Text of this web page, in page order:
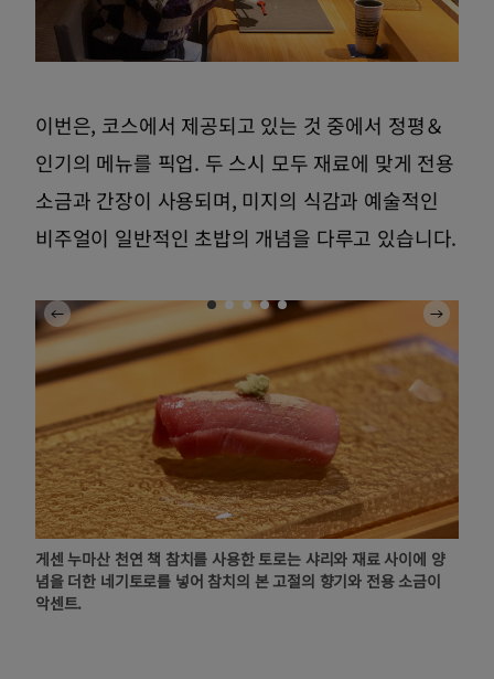
이번은, 코스에서 제공되고 있는 것 중에서 정평＆
인기의 메뉴를 픽업. 두 스시 모두 재료에 맞게 전용
소금과 간장이 사용되며, 미지의 식감과 예술적인
비주얼이 일반적인 초밥의 개념을 다루고 있습니다.
게센 누마산 천연 책 참치를 사용한 토로는 샤리와 재료 사이에 양
념을 더한 네기토로를 넣어 참치의 본 고절의 향기와 전용 소금이
악센트.